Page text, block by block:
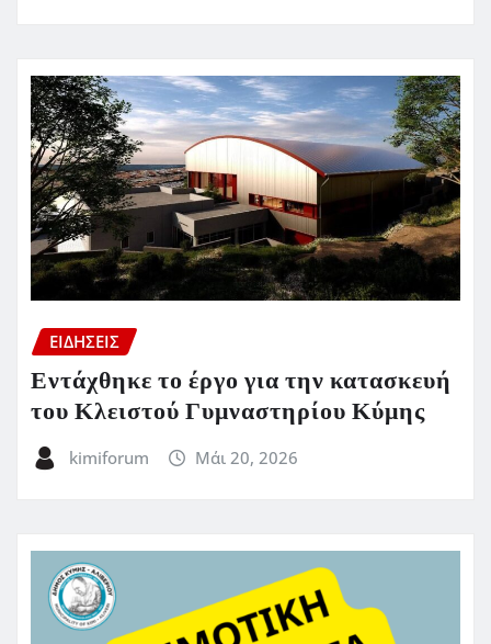
ΕΙΔΗΣΕΙΣ
Εντάχθηκε το έργο για την κατασκευή
του Κλειστού Γυμναστηρίου Κύμης
kimiforum Μάι 20, 2026